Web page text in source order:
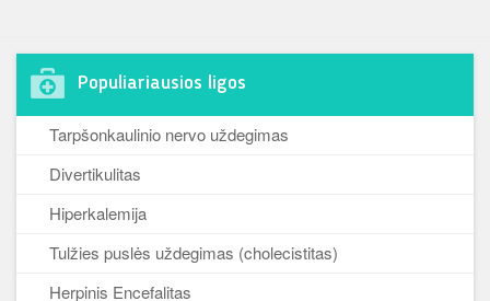
Populiariausios ligos
Tarpšonkaulinio nervo uždegimas
Divertikulitas
Hiperkalemija
Tulžies puslės uždegimas (cholecistitas)
Herpinis Encefalitas